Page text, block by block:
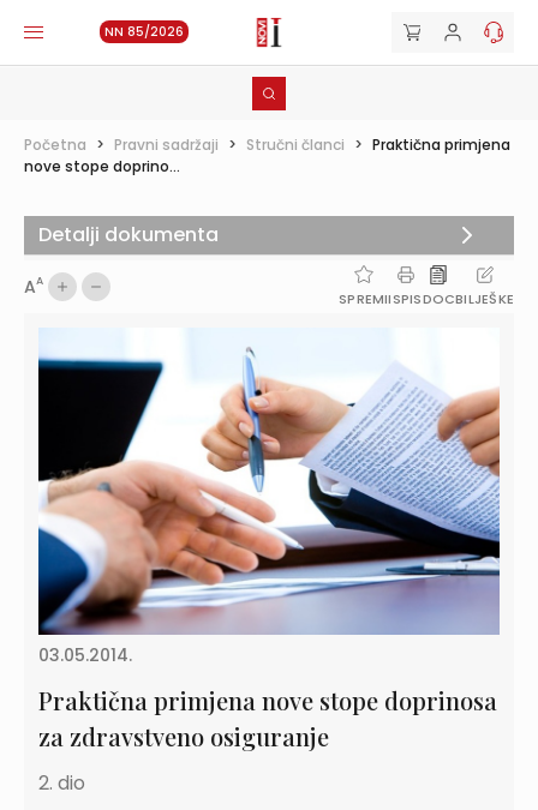
NN 85/2026
Početna > Pravni sadržaji > Stručni članci > Praktična primjena
nove stope doprino...
AA
SPREMIISPISDOCBILJEŠKE
03.05.2014.
Praktična primjena nove stope doprinosa
za zdravstveno osiguranje
2. dio
Detalji dokumenta